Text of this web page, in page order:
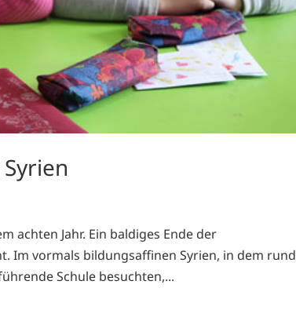
achten Jahr. Ein baldiges Ende der
Im vormals bildungsaffinen Syrien, in dem rund
Schule besuchten,...